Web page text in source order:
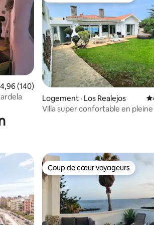
moyenne de 4,96 sur 5, 140
4,96 (140)
Logement · Los Realejos
Villa super confortable en
plus aimésCoup de cœur voyageurs
Coup de cœur voyageurs